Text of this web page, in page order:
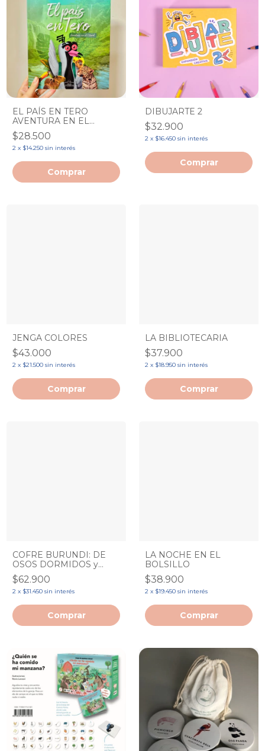
EL PAÍS EN TERO
AVENTURA EN EL
LITORAL
$28.500
2 x $14.250 sin interés
DIBUJARTE 2
$32.900
2 x $16.450 sin interés
JENGA COLORES
$43.000
2 x $21.500 sin interés
LA BIBLIOTECARIA
$37.900
2 x $18.950 sin interés
COFRE BURUNDI: DE
OSOS DORMIDOS y
HOGARES PERDIDOS
$62.900
2 x $31.450 sin interés
LA NOCHE EN EL
BOLSILLO
$38.900
2 x $19.450 sin interés